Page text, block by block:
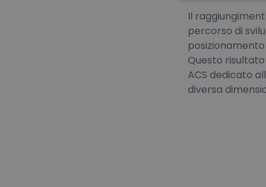
Il
percorso di
Questo
ACS dedicato
diversa